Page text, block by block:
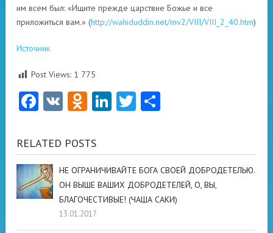
им всем был: «Ищите прежде царствие Божье и все
приложиться вам.» (http://wahiduddin.net/mv2/VIII/VIII_2_40.htm)
Источник
Post Views: 1 775
Facebook
VK Odnoklassniki
LinkedIn
Twitter
RELATED POSTS
НЕ ОГРАНИЧИВАЙТЕ БОГА СВОЕЙ ДОБРОДЕТЕЛЬЮ.
ОН ВЫШЕ ВАШИХ ДОБРОДЕТЕЛЕЙ, О, ВЫ,
БЛАГОЧЕСТИВЫЕ! (ЧАША САКИ)
13.01.2017